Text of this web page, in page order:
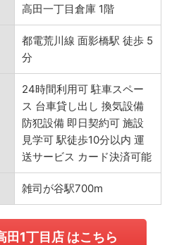
高田一丁目倉庫 1階
都電荒川線 面影橋駅 徒歩 5
分
24時間利用可 駐車スペー
ス 台車貸し出し 換気設備
防犯設備 即日契約可 施設
見学可 駅徒歩10分以内 運
送サービス カード決済可能
雑司が谷駅700m
1丁目店 はこちら